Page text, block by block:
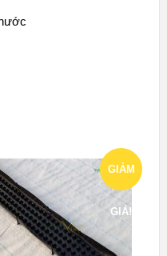
GIẢM
GIÁ!